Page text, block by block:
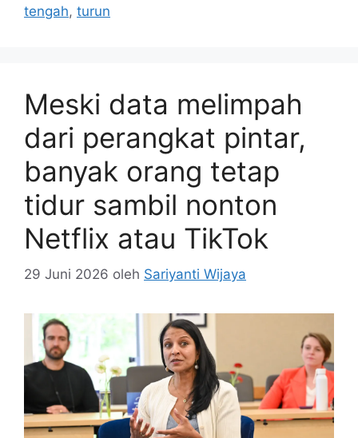
tengah, turun
Meski data melimpah
dari perangkat pintar,
banyak orang tetap
tidur sambil nonton
Netflix atau TikTok
29 Juni 2026 oleh Sariyanti Wijaya